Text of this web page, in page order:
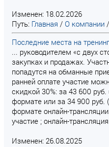
Изменен: 18.02.2026
Путь: Главная / О компании /
Последние места на
... руководителем «с двух
закупках и продажах.
попадутся на обманные
ранней оплате участие
скидкой 30%: за 43 600
формате или за 34 900 руб.
формате онлайн-
участие ; онлайн-
Изменен: 26.08.2025